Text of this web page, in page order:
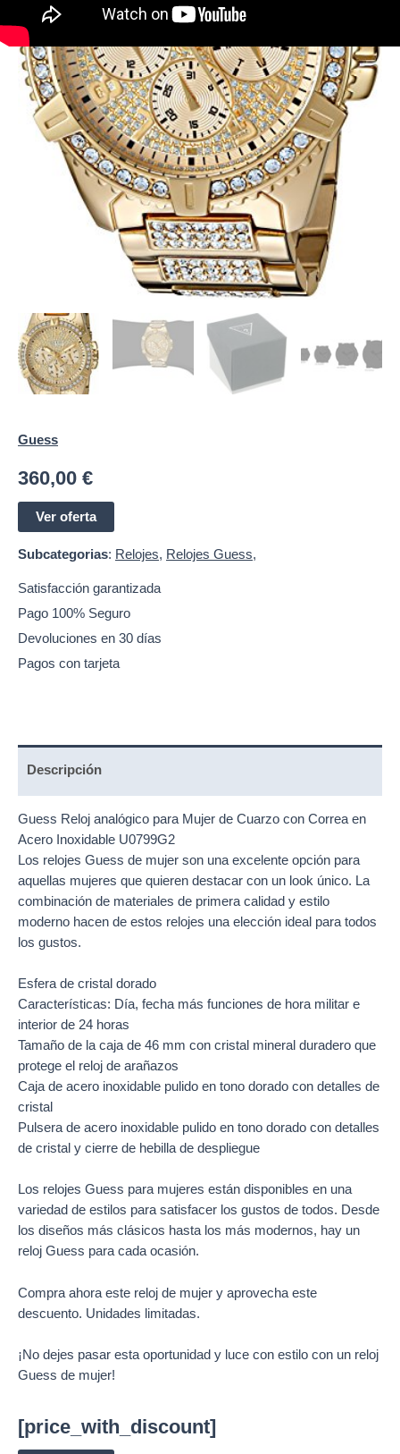
Guess
360,00 €
Ver oferta
Subcategorias: Relojes, Relojes Guess,
Satisfacción garantizada
Pago 100% Seguro
Devoluciones en 30 días
Pagos con tarjeta
Descripción
Guess Reloj analógico para Mujer de Cuarzo con Correa en
Acero Inoxidable U0799G2
Los relojes Guess de mujer son una excelente opción para
aquellas mujeres que quieren destacar con un look único. La
combinación de materiales de primera calidad y estilo
moderno hacen de estos relojes una elección ideal para todos
los gustos.
Esfera de cristal dorado
Características: Día, fecha más funciones de hora militar e
interior de 24 horas
Tamaño de la caja de 46 mm con cristal mineral duradero que
protege el reloj de arañazos
Caja de acero inoxidable pulido en tono dorado con detalles de
cristal
Pulsera de acero inoxidable pulido en tono dorado con detalles
de cristal y cierre de hebilla de despliegue
Los relojes Guess para mujeres están disponibles en una
variedad de estilos para satisfacer los gustos de todos. Desde
los diseños más clásicos hasta los más modernos, hay un
reloj Guess para cada ocasión.
Compra ahora este reloj de mujer y aprovecha este
descuento. Unidades limitadas.
¡No dejes pasar esta oportunidad y luce con estilo con un reloj
Guess de mujer!
[price_with_discount]